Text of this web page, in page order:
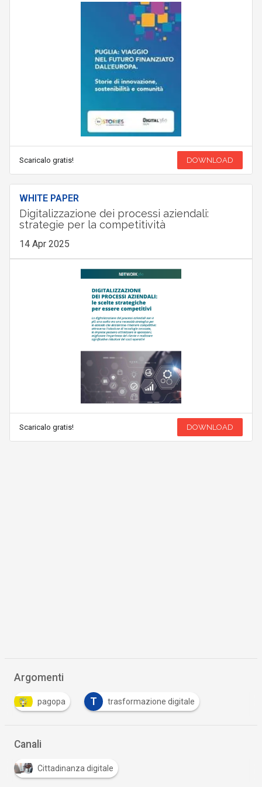
Scaricalo gratis! DOWNLOAD
WHITE PAPER
Digitalizzazione dei processi aziendali:
strategie per la competitività
14 Apr 2025
Scaricalo gratis! DOWNLOAD
Argomenti
pagopa T trasformazione digitale
Canali
Cittadinanza digitale